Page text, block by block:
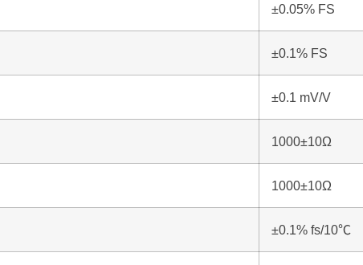
±0.05% FS
±0.1% FS
±0.1 mV/V
1000±10Ω
1000±10Ω
±0.1% fs/10℃